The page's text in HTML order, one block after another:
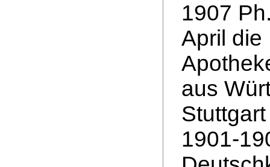
1907
April die
aus
1901-